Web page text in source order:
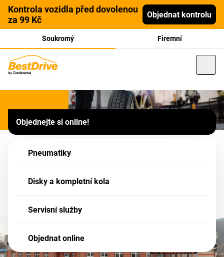
Kontrola vozidla před dovolenou
za 99 Kč
Objednat kontrolu
Soukromý Firemní
Trans Beroun s.r.o., Králův
Dvůr u Berouna, Plzeňská
Objednejte si online!
Pneumatiky
Disky a kompletní kola
Servisní služby
Objednat online